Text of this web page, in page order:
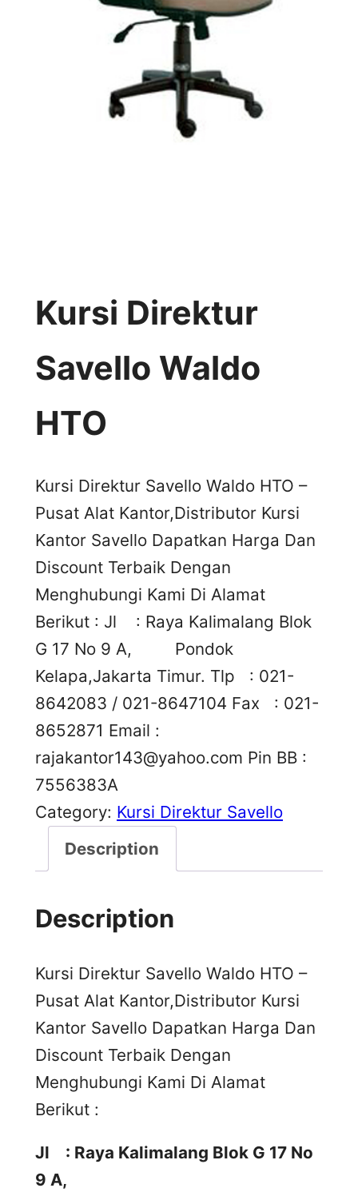
Kursi Direktur
Savello Waldo
HTO
Kursi Direktur Savello Waldo HTO –
Pusat Alat Kantor,Distributor Kursi
Kantor Savello Dapatkan Harga Dan
Discount Terbaik Dengan
Menghubungi Kami Di Alamat
Berikut : Jl : Raya Kalimalang Blok
G 17 No 9 A, Pondok
Kelapa,Jakarta Timur. Tlp : 021-
8642083 / 021-8647104 Fax : 021-
8652871 Email :
rajakantor143@yahoo.com Pin BB :
7556383A
Category: Kursi Direktur Savello
Description
Description
Kursi Direktur Savello Waldo HTO –
Pusat Alat Kantor,Distributor Kursi
Kantor Savello Dapatkan Harga Dan
Discount Terbaik Dengan
Menghubungi Kami Di Alamat
Berikut :
Jl : Raya Kalimalang Blok G 17 No
9 A,